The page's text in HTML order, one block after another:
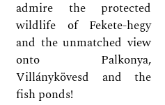
admire the protected
wildlife of Fekete-hegy
and the unmatched view
onto Palkonya,
Villánykövesd and the
fish ponds!